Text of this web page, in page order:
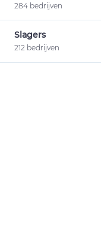
284 bedrijven
Slagers
212 bedrijven